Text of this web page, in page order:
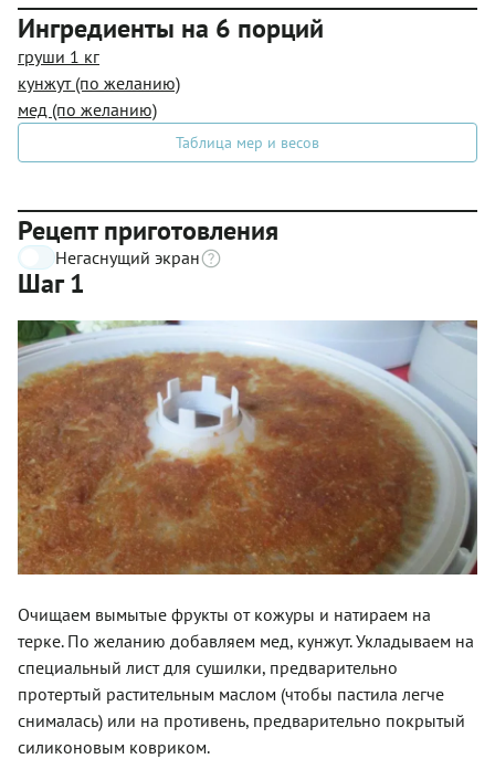
Ингредиенты на 6 порций
груши 1 кг
кунжут (по желанию)
мед (по желанию)
Таблица мер и весов
Рецепт приготовления
Негаснущий экран
Шаг 1
Очищаем вымытые фрукты от кожуры и натираем на
терке. По желанию добавляем мед, кунжут. Укладываем на
специальный лист для сушилки, предварительно
протертый растительным маслом (чтобы пастила легче
снималась) или на противень, предварительно покрытый
силиконовым ковриком.